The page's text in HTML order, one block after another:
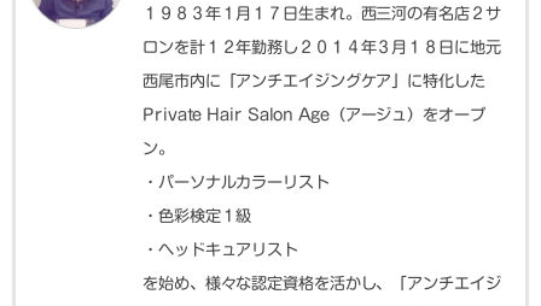
１９８３年１月１７日生まれ。西三河の有名店２サ
ロンを計１２年勤務し２０１４年３月１８日に地元
西尾市内に「アンチエイジングケア」に特化した
Private Hair Salon Age（アージュ）をオープ
ン。
・パーソナルカラーリスト
・色彩検定１級
・ヘッドキュアリスト
を始め、様々な認定資格を活かし、「アンチエイジ